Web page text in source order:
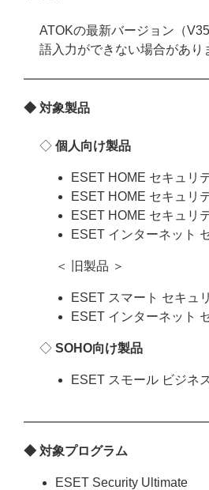
ATOKの最新バージョン（
語入力ができない場合があり
◆ 対象製品
◇ 個人向け製品
ESET HOME セキュリ
ESET HOME セキュリ
ESET HOME セキュリ
ESET インターネット
＜ 旧製品 ＞
ESET スマート セキュ
ESET インターネット
◇ SOHO向け製品
ESET スモール ビジネ
◆ 対象プログラム
ESET Security Ultimate